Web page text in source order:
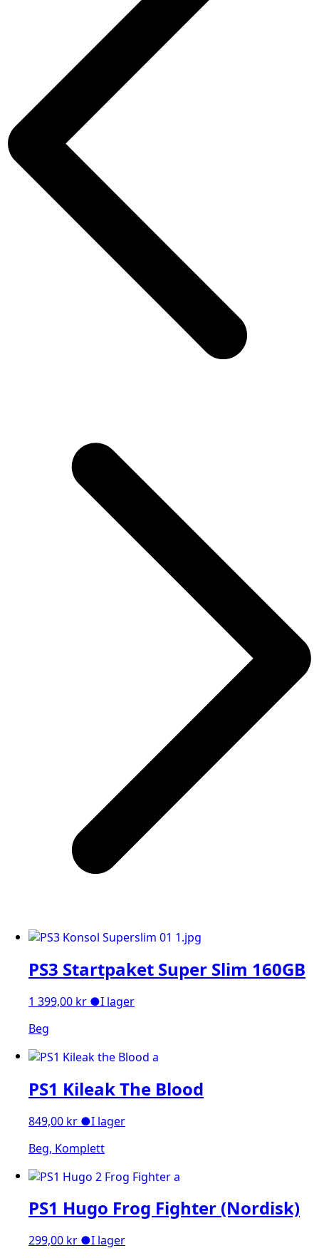
PS3 Startpaket Super Slim 160GB
1 399,00 kr ●I lager
Beg
PS1 Kileak The Blood
849,00 kr ●I lager
Beg, Komplett
PS1 Hugo Frog Fighter (Nordisk)
299,00 kr ●I lager